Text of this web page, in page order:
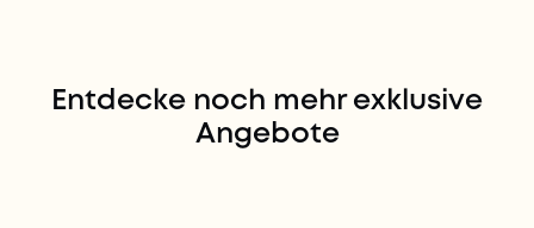
Entdecke noch mehr exklusive
Angebote